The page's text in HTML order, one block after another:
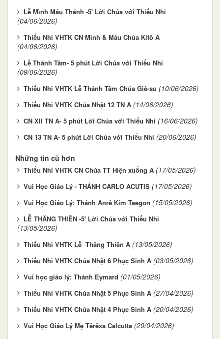
Lễ Mình Máu Thánh -5' Lời Chúa với Thiếu Nhi
(04/06/2026)
Thiếu Nhi VHTK CN Mình & Máu Chúa Kitô A
(04/06/2026)
Lễ Thánh Tâm- 5 phút Lời Chúa với Thiếu Nhi
(09/06/2026)
Thiếu Nhi VHTK Lễ Thánh Tâm Chúa Giê-su (10/06/2026)
Thiếu Nhi VHTK Chúa Nhật 12 TN A (14/06/2026)
CN XII TN A- 5 phút Lời Chúa với Thiếu Nhi (16/06/2026)
CN 13 TN A- 5 phút Lời Chúa với Thiếu Nhi (20/06/2026)
Những tin cũ hơn
Thiếu Nhi VHTK CN Chúa TT Hiện xuống A (17/05/2026)
Vui Học Giáo Lý - THÁNH CARLO ACUTIS (17/05/2026)
Vui Học Giáo Lý: Thánh Anrê Kim Taegon (15/05/2026)
LỄ THĂNG THIÊN -5' Lời Chúa với Thiếu Nhi
(13/05/2026)
Thiếu Nhi VHTK Lễ Thăng Thiên A (13/05/2026)
Thiếu Nhi VHTK Chúa Nhật 6 Phục Sinh A (03/05/2026)
Vui học giáo lý: Thánh Eymard (01/05/2026)
Thiếu Nhi VHTK Chúa Nhật 5 Phục Sinh A (27/04/2026)
Thiếu Nhi VHTK Chúa Nhật 4 Phục Sinh A (20/04/2026)
Vui Học Giáo Lý Mẹ Têrêxa Calcutta (20/04/2026)